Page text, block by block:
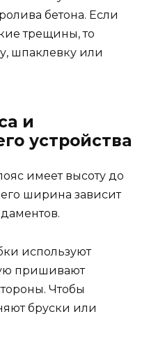
бетона. Если
трещины, то
шпаклевку или
и
устройства
имеет высоту до
ширина зависит
используют
пришивают
Чтобы
бруски или